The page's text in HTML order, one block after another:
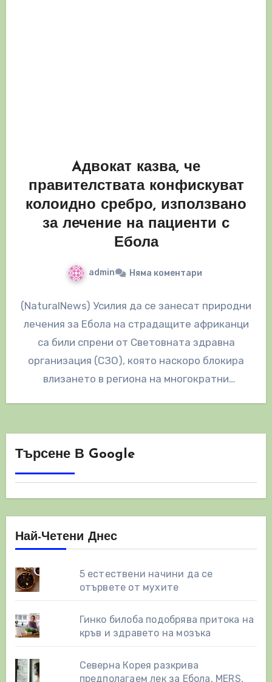
Aдвокат казва, че
правителствата конфискуват
колоидно сребро, използвано
за лечение на пациенти с
Ебола
admin Няма коментари
(NaturalNews) Усилия да се занесат природни
лечения за Ебола на страдащите африканци
са били спрени от Световната здравна
организация (СЗО), която наскоро блокира
влизането в региона на многократни
Търсене В Google
Най-Четени Днес
5 естествени начини да се
отървете от мухите
Гинко билоба подобрява притока на
кръв и здравето на мозъка
Северна Корея разкрива
предполагаем лек за Ебола, MERS,